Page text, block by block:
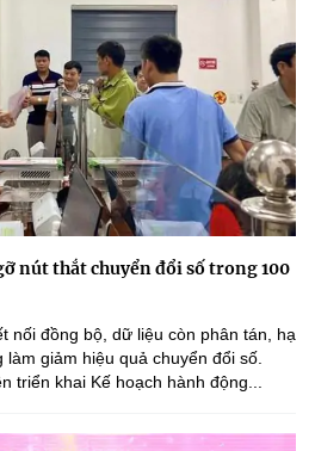
nút thắt chuyển đổi số trong 100
nối đồng bộ, dữ liệu còn phân tán, hạ
giảm hiệu quả chuyển đổi số.
triển khai Kế hoạch hành động...